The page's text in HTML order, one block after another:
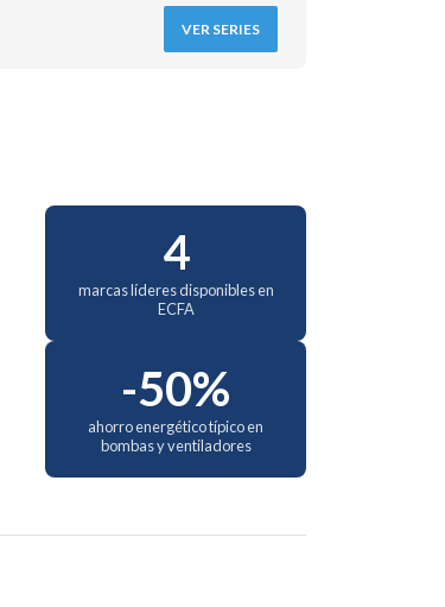
VER SERIES
4
marcas líderes disponibles en
ECFA
-50%
ahorro energético típico en
bombas y ventiladores